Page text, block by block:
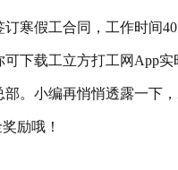
寒假工合同，工作时间
下载工立方打工网App
。小编再悄悄透露一下
励哦！